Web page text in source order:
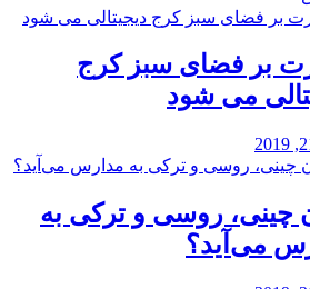
بر فضای سبز کرج
می شود
چینی، روسی و ترکی به
می‌آید؟